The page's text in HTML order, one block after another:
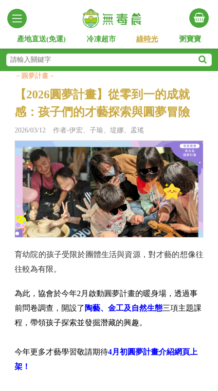
產地直送(免運) 冷凍超市 綠時光 粥寶寶
－圓夢計畫－
【2026圓夢計畫】從零到一的成就
感：孩子們的才藝探索與圓夢冒險
2026/03/12 作者-伊宏、子瑜、堤娜、孟瑤
育幼院的孩子受限於團體生活與資源，對才藝的想像往
往較為有限。
為此，協會於今年2月啟動圓夢計畫的暖身場，透過事
前問卷調查，開設了 陶藝、金工及自然生態三項主題課
程，帶領孩子探索並發掘潛藏的興趣。
今年更多才藝學習敬請期待4月初圓夢計畫介紹網頁上
架！